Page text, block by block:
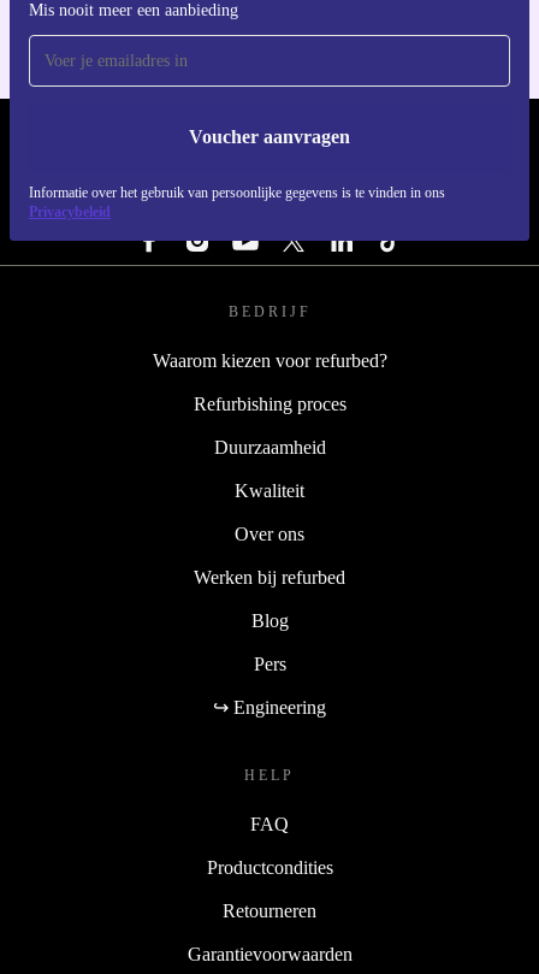
Mis nooit meer een aanbieding
Voucher aanvragen
Informatie over het gebruik van persoonlijke gegevens is te vinden in ons
Privacybeleid
REFURBED NEDERLAND - RETHINK NEW.
VOLG ONS
BEDRIJF
Waarom kiezen voor refurbed?
Refurbishing proces
Duurzaamheid
Kwaliteit
Over ons
Werken bij refurbed
Blog
Pers
↪ Engineering
HELP
FAQ
Productcondities
Retourneren
Garantievoorwaarden